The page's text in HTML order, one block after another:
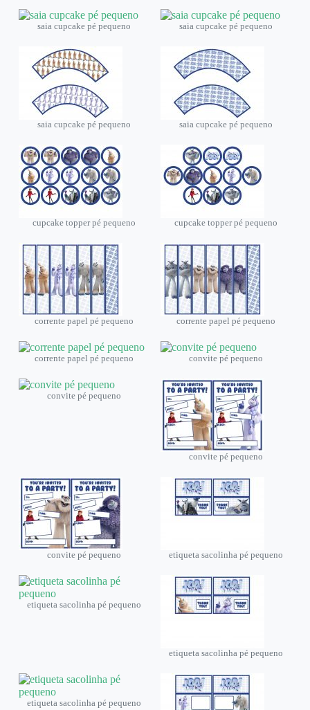
saia cupcake pé pequeno saia cupcake pé pequeno
saia cupcake pé pequeno saia cupcake pé pequeno
cupcake topper pé pequeno cupcake topper pé pequeno
corrente papel pé pequeno corrente papel pé pequeno
corrente papel pé pequeno convite pé pequeno
convite pé pequeno
convite pé pequeno
convite pé pequeno etiqueta sacolinha pé pequeno
etiqueta sacolinha pé pequeno
etiqueta sacolinha pé pequeno
etiqueta sacolinha pé pequeno